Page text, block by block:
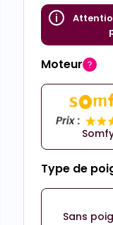
Moteur
Type de
Sans